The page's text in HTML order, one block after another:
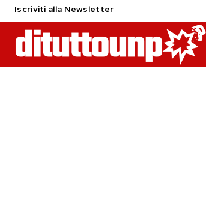
Iscriviti alla Newsletter